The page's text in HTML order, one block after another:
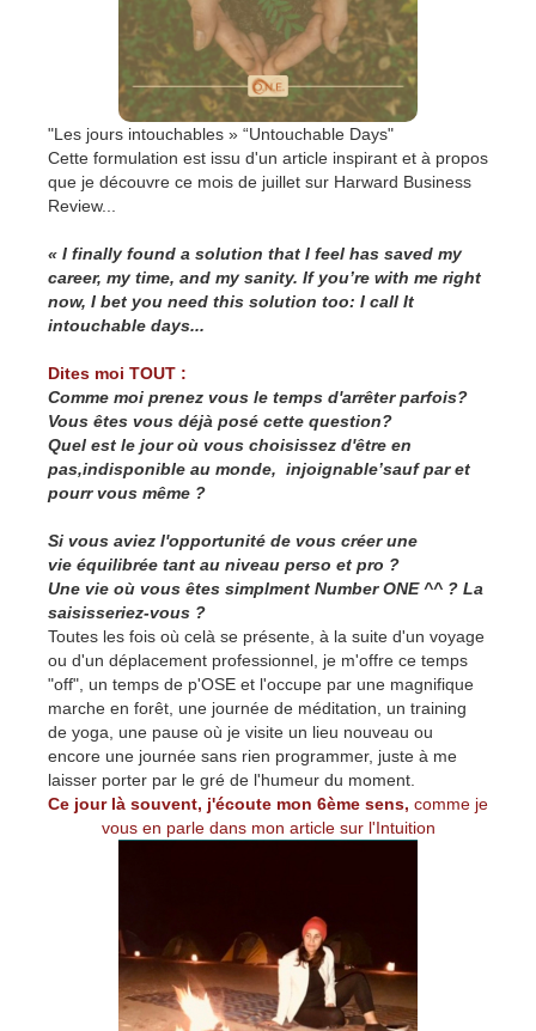
"Les jours intouchables » “Untouchable Days"
Cette formulation est issu d'un article inspirant et à propos
que je découvre ce mois de juillet sur Harward Business
Review...
« I finally found a solution that I feel has saved my
career, my time, and my sanity. If you’re with me right
now, I bet you need this solution too: I call It
intouchable days...
Dites moi TOUT :
Comme moi prenez vous le temps d'arrêter parfois?
Vous êtes vous déjà posé cette question?
Quel est le jour où vous choisissez d'être en
pas,indisponible au monde, injoignable’sauf par et
pourr vous même ?
Si vous aviez l'opportunité de vous créer une
vie équilibrée tant au niveau perso et pro ?
Une vie où vous êtes simplment Number ONE ^^ ? La
saisisseriez-vous ?
Toutes les fois où celà se présente, à la suite d'un voyage
ou d'un déplacement professionnel, je m'offre ce temps
"off", un temps de p'OSE et l'occupe par une magnifique
marche en forêt, une journée de méditation, un training
de yoga, une pause où je visite un lieu nouveau ou
encore une journée sans rien programmer, juste à me
laisser porter par le gré de l'humeur du moment.
Ce jour là souvent, j'écoute mon 6ème sens, comme je
vous en parle dans mon article sur l'Intuition